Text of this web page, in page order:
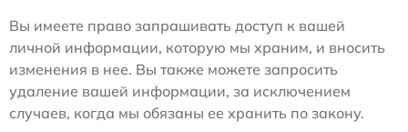
Вы имеете право запрашивать доступ к вашей
личной информации, которую мы храним, и вносить
изменения в нее. Вы также можете запросить
удаление вашей информации, за исключением
случаев, когда мы обязаны ее хранить по закону.